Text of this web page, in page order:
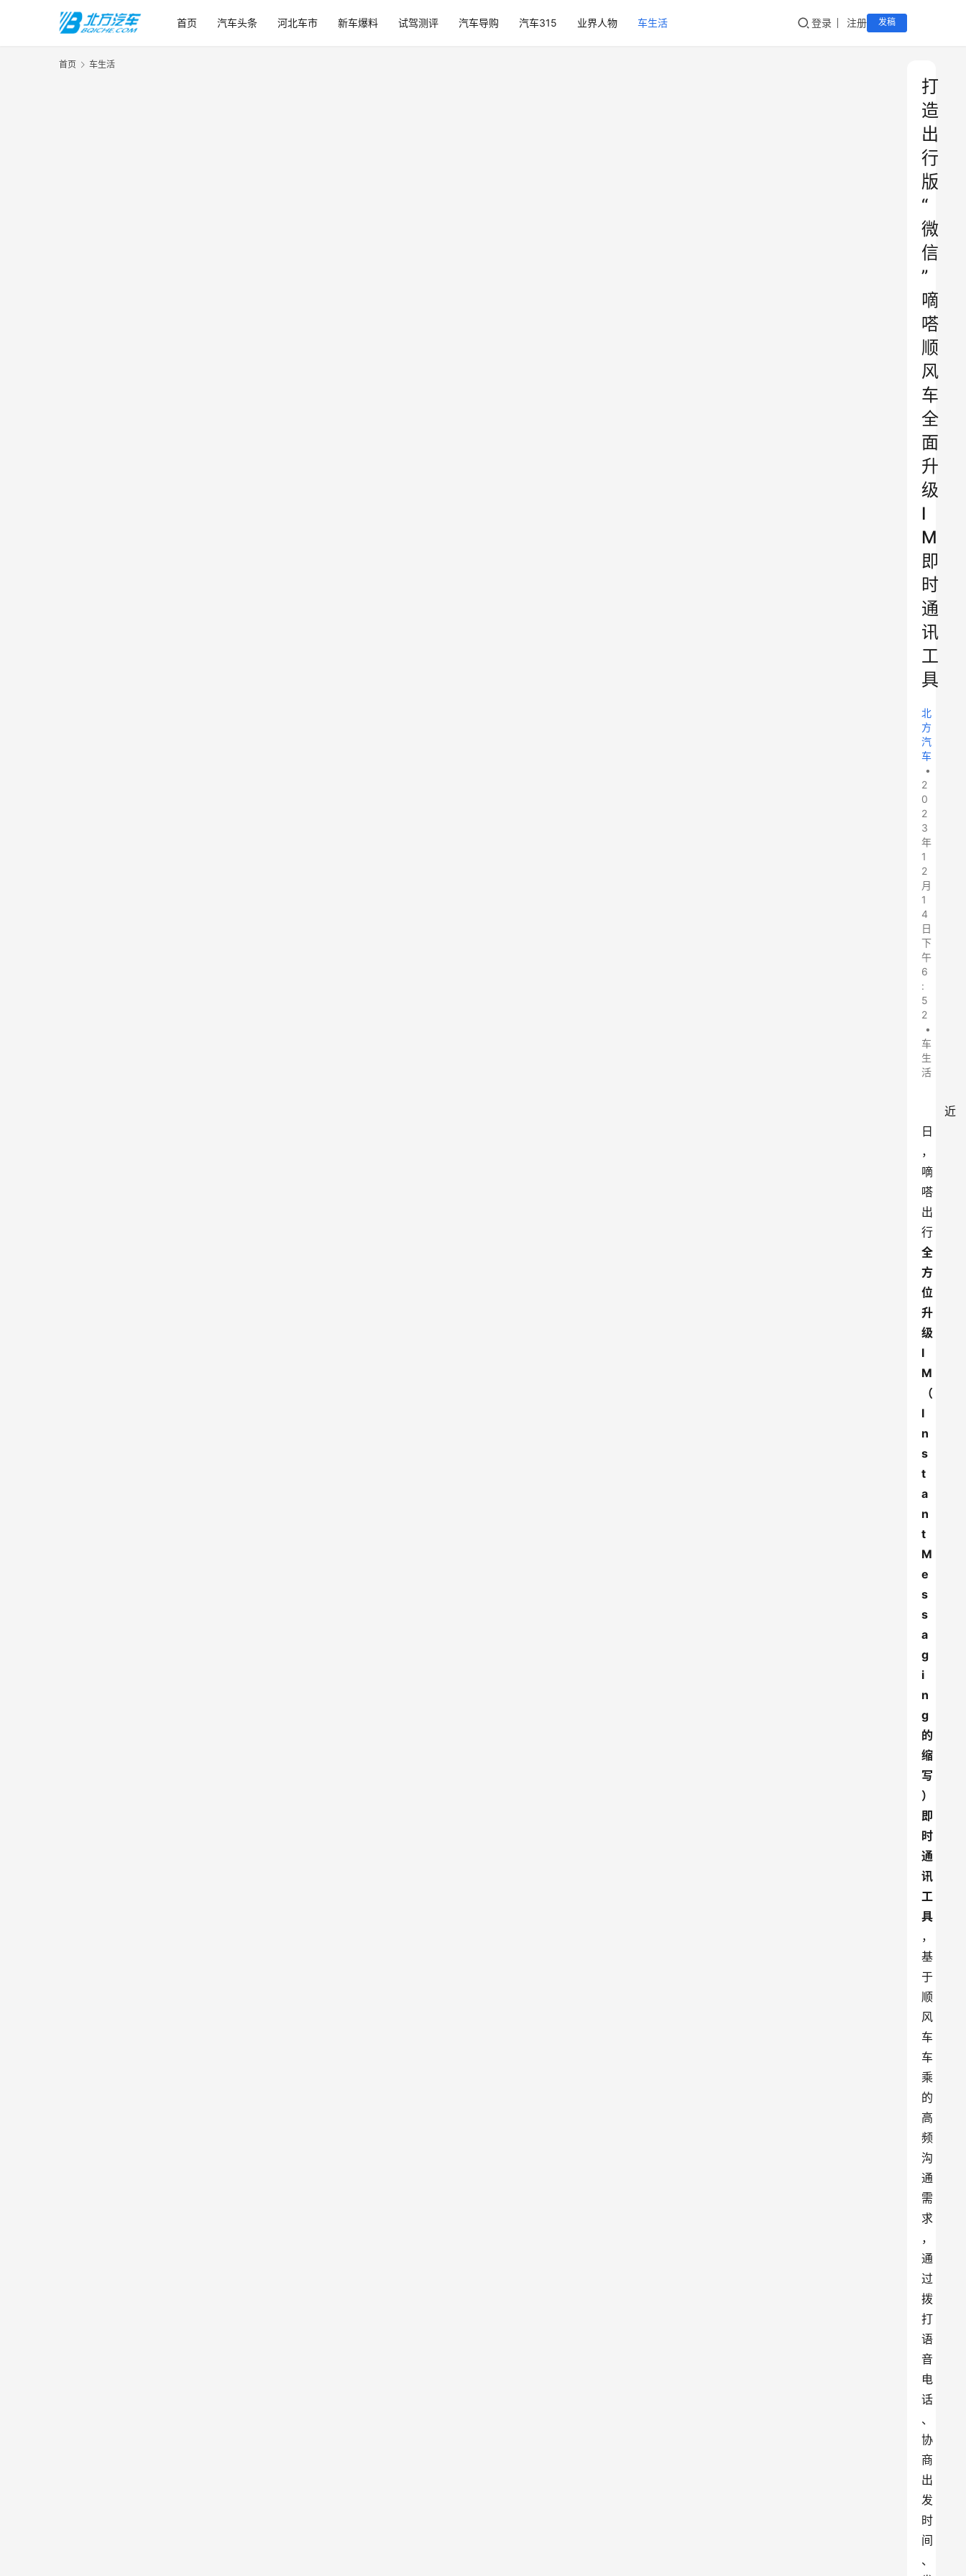
首页 汽车头条 河北车市 新车爆料 试驾测评 汽车导购 汽车315 业界人物 车生活 登录 注册 发稿
首页 车生活
打
造
出
行
版
“
微
信
”
嘀
嗒
顺
风
车
全
面
升
级
I
M
即
时
通
讯
工
具
北
方
汽
车
•
2
0
2
3
年
1
2
月
1
4
日
下
午
6
:
5
2
•
车
生
活
近
日
，
嘀
嗒
出
行
全
方
位
升
级
I
M
（
I
n
s
t
a
n
t
M
e
s
s
a
g
i
n
g
的
缩
写
）
即
时
通
讯
工
具
，
基
于
顺
风
车
车
乘
的
高
频
沟
通
需
求
，
通
过
拨
打
语
音
电
话
、
协
商
出
发
时
间
、